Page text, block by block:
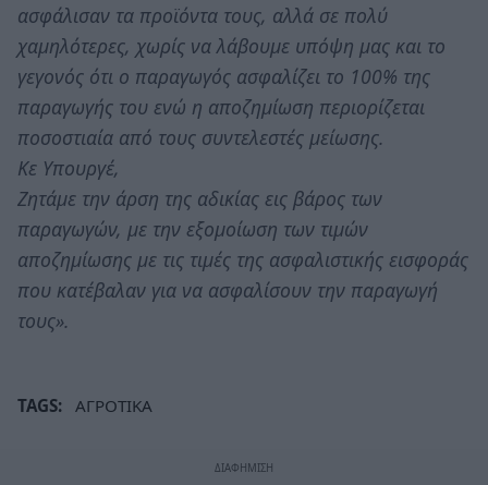
ασφάλισαν τα προϊόντα τους, αλλά σε πολύ
χαμηλότερες, χωρίς να λάβουμε υπόψη μας και το
γεγονός ότι ο παραγωγός ασφαλίζει το 100% της
παραγωγής του ενώ η αποζημίωση περιορίζεται
ποσοστιαία από τους συντελεστές μείωσης.
Κε Υπουργέ,
Ζητάμε την άρση της αδικίας εις βάρος των
παραγωγών, με την εξομοίωση των τιμών
αποζημίωσης με τις τιμές της ασφαλιστικής εισφοράς
που κατέβαλαν για να ασφαλίσουν την παραγωγή
τους».
TAGS: ΑΓΡΟΤΙΚΑ